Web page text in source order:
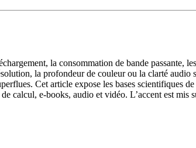
la consommation de bande passante,
la profondeur de couleur ou la clarté audio
Cet article expose les bases scientifiques
e‑books, audio et vidéo. L’accent est mis